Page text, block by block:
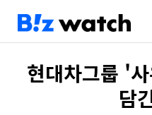
현대차그룹 '
담